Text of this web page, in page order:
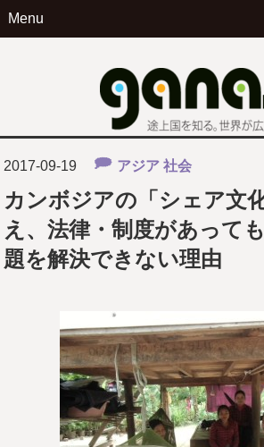
Menu
2017-09-19 アジア 社会
カンボジアの「シェア文
え、法律・制度があって
題を解決できない理由